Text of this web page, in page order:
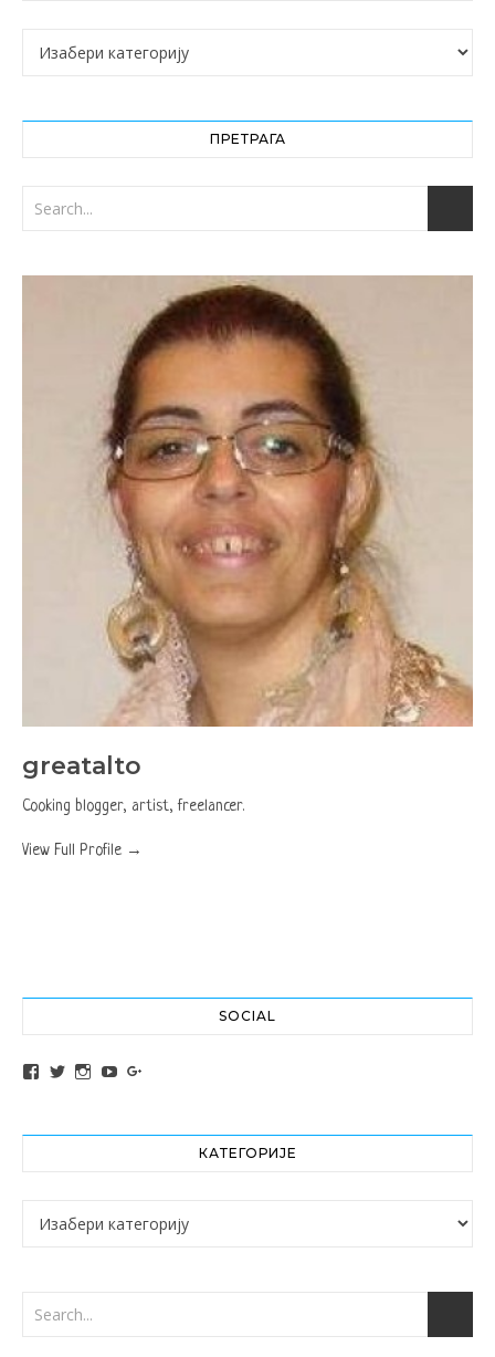
Категорије
ПРЕТРАГА
greatalto
Cooking blogger, artist, freelancer.
View Full Profile →
SOCIAL
View altochef’s profile on Facebook
View jovancica73’s profile on Twitter
View jovancica73’s profile on Instagram
View jovancica73’s profile on YouTube
КАТЕГОРИЈЕ
Категорије